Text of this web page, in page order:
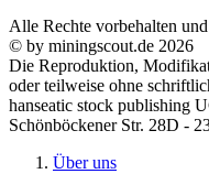
Alle Rechte vorbehalten
© by miningscout.de 2026
Die Reproduktion,
oder teilweise ohne
hanseatic stock publishing
Schönböckener Str. 28D -
Über uns